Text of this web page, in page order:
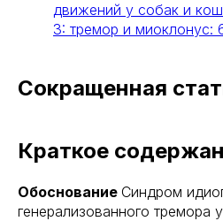
движений у собак и
3: тремор и миоклонус:
Сокращенная
Краткое
Обоснование Синдром
генерализованного тремора